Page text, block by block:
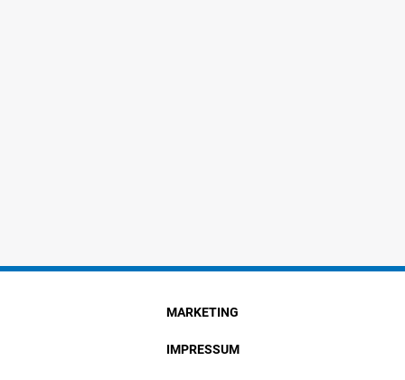
MARKETING
IMPRESSUM